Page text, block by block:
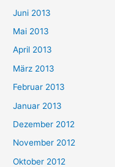
Juni 2013
Mai 2013
April 2013
März 2013
Februar 2013
Januar 2013
Dezember 2012
November 2012
Oktober 2012